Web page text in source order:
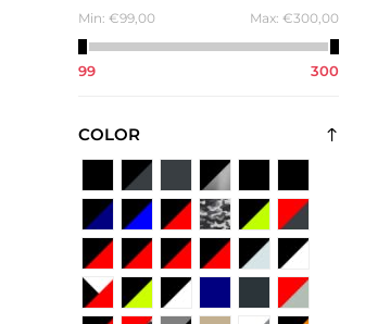
Min: €99,00 Max: €300,00
99 300
COLOR